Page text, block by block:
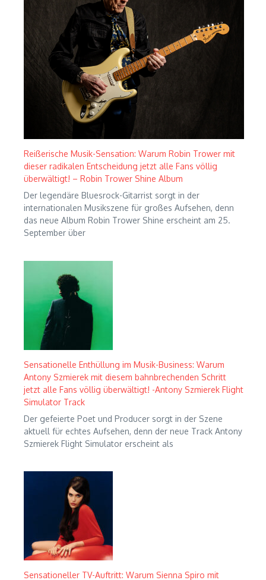
Reißerische Musik-Sensation: Warum Robin Trower mit
dieser radikalen Entscheidung jetzt alle Fans völlig
überwältigt! – Robin Trower Shine Album
Der legendäre Bluesrock-Gitarrist sorgt in der
internationalen Musikszene für großes Aufsehen, denn
das neue Album Robin Trower Shine erscheint am 25.
September über
Sensationelle Enthüllung im Musik-Business: Warum
Antony Szmierek mit diesem bahnbrechenden Schritt
jetzt alle Fans völlig überwältigt! -Antony Szmierek Flight
Simulator Track
Der gefeierte Poet und Producer sorgt in der Szene
aktuell für echtes Aufsehen, denn der neue Track Antony
Szmierek Flight Simulator erscheint als
Sensationeller TV-Auftritt: Warum Sienna Spiro mit